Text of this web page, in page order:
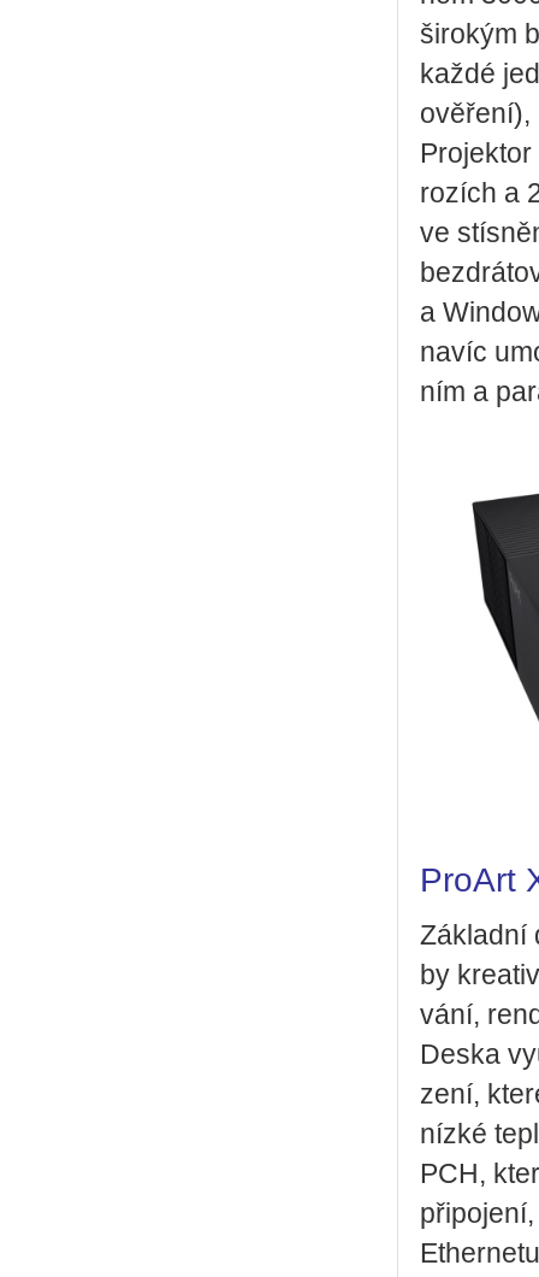
ši­ro­kým
každé
ově­ře­ní),
ro­zích a
ve
a
navíc
ním a
Pro­Art
Zá­klad­ní
by
vá­ní,
Deska
ze­ní,
nízké
PCH,